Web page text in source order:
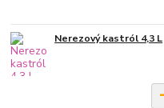
Nerezový kastról 4,3 L